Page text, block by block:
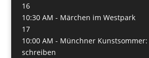
16
10:30 AM - Märchen im Westpark
17
10:00 AM - Münchner
schreiben